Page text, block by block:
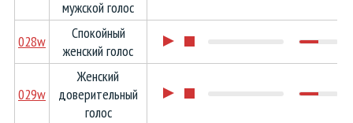
мужской голос
028w
Спокойный
женский голос
029w
Женский
доверительный
голос